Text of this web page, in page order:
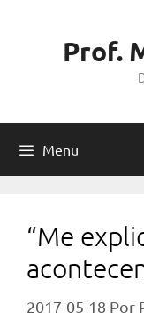
Prof.
Menu
“Me
2017-05-18 Por